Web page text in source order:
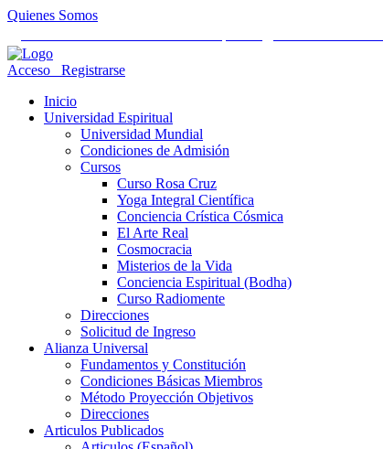
Quienes Somos
Acceso
Registrarse
Inicio
Universidad Espiritual
Universidad Mundial
Condiciones de Admisión
Cursos
Curso Rosa Cruz
Yoga Integral Científica
Conciencia Crística Cósmica
El Arte Real
Cosmocracia
Misterios de la Vida
Conciencia Espiritual (Bodha)
Curso Radiomente
Direcciones
Solicitud de Ingreso
Alianza Universal
Fundamentos y Constitución
Condiciones Básicas Miembros
Método Proyección Objetivos
Direcciones
Articulos Publicados